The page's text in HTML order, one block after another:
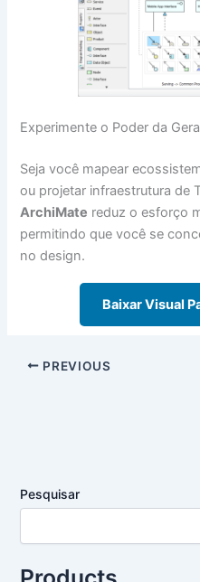
Experimente o Poder da
Seja você mapear
ou projetar infraestrutura de
ArchiMate reduz o esforço
permitindo que você se
no design.
Baixar Visual
PREVIOUS
Pesquisar